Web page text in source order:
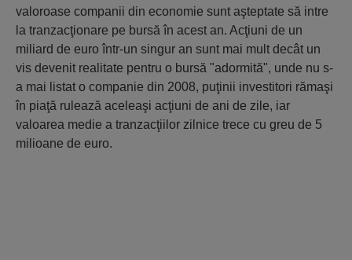
valoroase companii din economie sunt aşteptate să intre
la tranzacţionare pe bursă în acest an. Acţiuni de un
miliard de euro într-un singur an sunt mai mult decât un
vis devenit realitate pentru o bursă "adormită", unde nu s-
a mai listat o companie din 2008, puţinii investitori rămaşi
în piaţă rulează aceleaşi acţiuni de ani de zile, iar
valoarea medie a tranzacţiilor zilnice trece cu greu de 5
milioane de euro.